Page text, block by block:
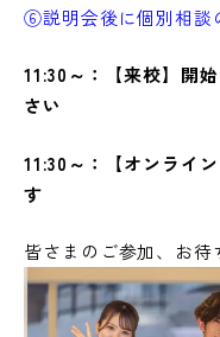
⑥説明会後に個別相談
11:30～：【来校】開
さい
11:30～：【オンライ
す
皆さまのご参加、お待